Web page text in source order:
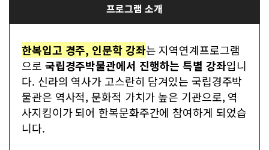
프로그램 소개
한복입고 경주, 인문학 강좌는 지역연계프로그램
으로 국립경주박물관에서 진행하는 특별 강좌입니
다. 신라의 역사가 고스란히 담겨있는 국립경주박
물관은 역사적, 문화적 가치가 높은 기관으로, 역
사지킴이가 되어 한복문화주간에 참여하게 되었습
니다.